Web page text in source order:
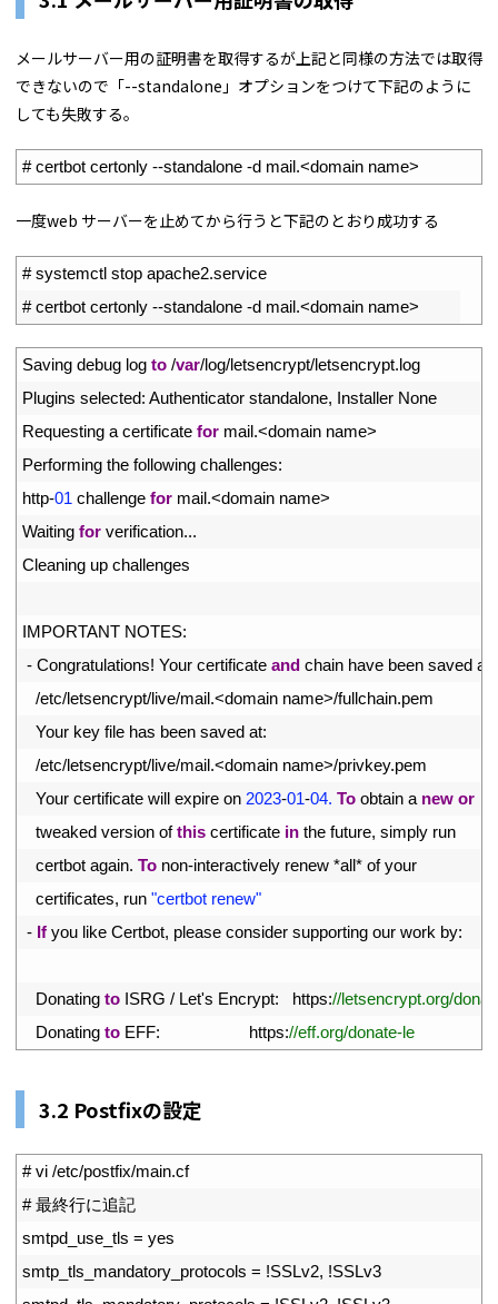
メールサーバー用の証明書を取得するが上記と同様の方法では取得
できないので「--standalone」オプションをつけて下記のように
しても失敗する。
# certbot certonly --standalone -d mail.<domain name>
一度web サーバーを止めてから行うと下記のとおり成功する
# systemctl stop apache2.service
# certbot certonly --standalone -d mail.<domain name>
Saving debug log to /var/log/letsencrypt/letsencrypt.log
Plugins selected: Authenticator standalone, Installer None
Requesting a certificate for mail.<domain name>
Performing the following challenges:
http-01 challenge for mail.<domain name>
Waiting for verification...
Cleaning up challenges
IMPORTANT NOTES:
- Congratulations! Your certificate and chain have been saved at
/etc/letsencrypt/live/mail.<domain name>/fullchain.pem
Your key file has been saved at:
/etc/letsencrypt/live/mail.<domain name>/privkey.pem
Your certificate will expire on 2023-01-04. To obtain a new or
tweaked version of this certificate in the future, simply run
certbot again. To non-interactively renew *all* of your
certificates, run "certbot renew"
- If you like Certbot, please consider supporting our work by:
Donating to ISRG / Let's Encrypt: https://letsencrypt.org/
Donating to EFF: https://eff.org/donate-le
3.2 Postfixの設定
# vi /etc/postfix/main.cf
# 最終行に追記
smtpd_use_tls = yes
smtp_tls_mandatory_protocols = !SSLv2, !SSLv3